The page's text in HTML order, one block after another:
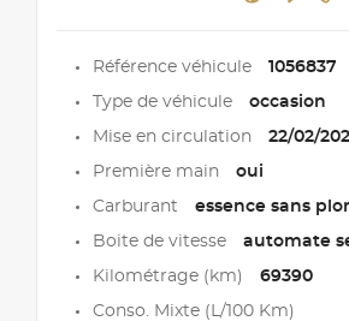
Référence véhicule 1056837
Type de véhicule occasion
Mise en circulation 22/02/
Première main oui
Carburant essence sans
Boite de vitesse automate
Kilométrage (km) 69390
Conso. Mixte (L/100 Km)